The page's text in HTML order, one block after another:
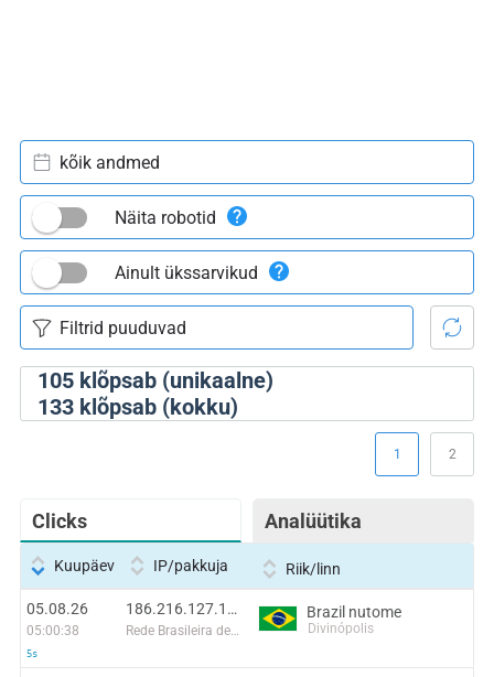
105klõpsab (unikaalne)
133klõpsab (kokku)
kõik andmed
Näita robotid
Ainult ükssarvikud
Clicks Analüütika
1 2
Kuupäev IP/pakkuja Riik/linn
05.08.26
05:00:38
5s
186.216.127.139:48884
Rede Brasileira de Comunicacao S/A
Brazil nutome
Divinópolis